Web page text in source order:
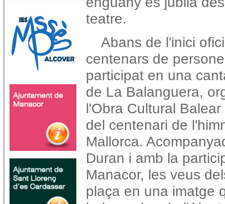
teatre.
Abans de l'inici
centenars de
participat en una
de La Balanguera,
l'Obra Cultural
del centenari de
Mallorca.
Duran i amb la
Manacor, les veus
plaça en una imatge